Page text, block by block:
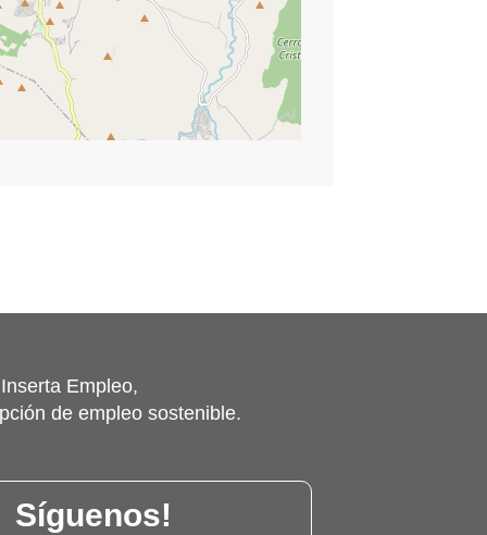
|©OpenStreetMap contributors
Empleo,
de empleo sostenible.
Síguenos!